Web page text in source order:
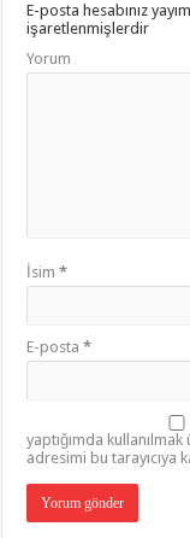
E-posta hesabınız
işaretlenmişlerdir
Yorum
İsim*
E-posta*
yaptığımda
adresimi bu tarayıcıya